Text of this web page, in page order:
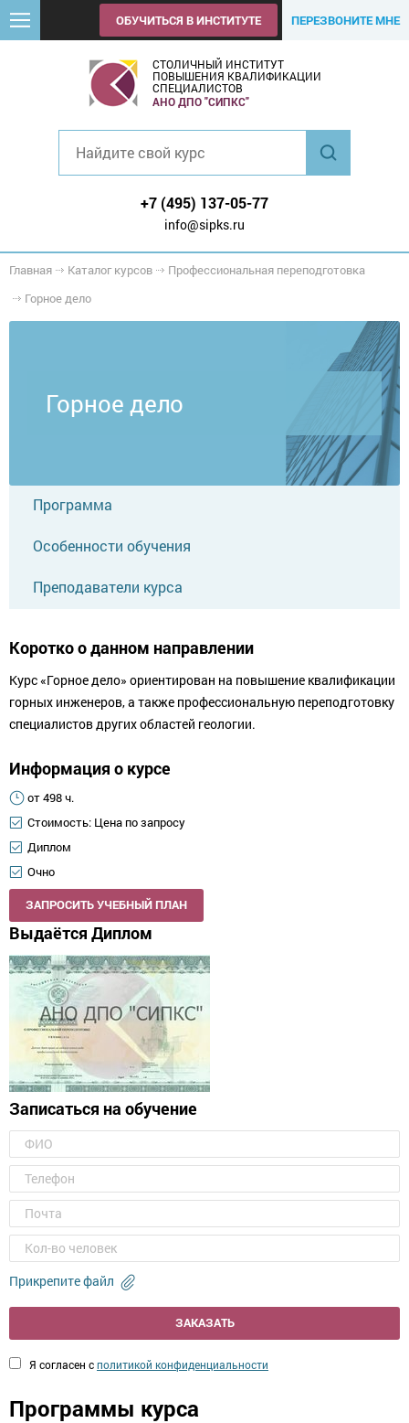
ОБУЧИТЬСЯ В ИНСТИТУТЕ ПЕРЕЗВОНИТЕ МНЕ
СТОЛИЧНЫЙ ИНСТИТУТ
ПОВЫШЕНИЯ КВАЛИФИКАЦИИ
СПЕЦИАЛИСТОВ
АНО ДПО "СИПКС"
+7 (495) 137-05-77
info@sipks.ru
Главная Каталог курсов
Профессиональная переподготовка
Горное дело
Горное дело
Программа
Особенности обучения
Преподаватели курса
Коротко о данном направлении
Курс «Горное дело» ориентирован на повышение квалификации
горных инженеров, а также профессиональную переподготовку
специалистов других областей геологии.
Информация о курсе
от 498 ч.
Стоимость: Цена по запросу
Диплом
Очно
ЗАПРОСИТЬ УЧЕБНЫЙ ПЛАН
Выдаётся Диплом
Записаться на обучение
Я согласен сполитикой конфиденциальности
Прикрепите файл
ЗАКАЗАТЬ
Программы курса